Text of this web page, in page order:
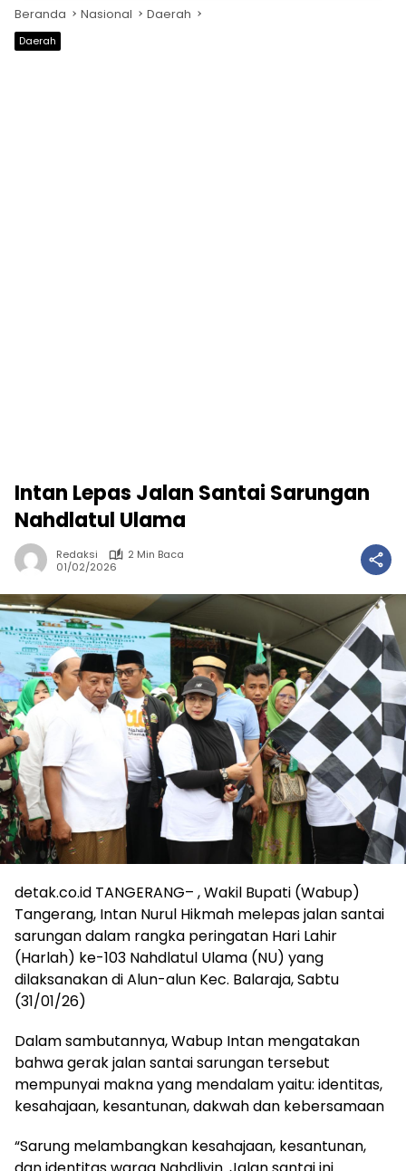
Beranda Nasional Daerah
Daerah
Intan Lepas Jalan Santai Sarungan
Nahdlatul Ulama
Redaksi
2 Min Baca
01/02/2026
detak.co.id TANGERANG– , Wakil Bupati (Wabup)
Tangerang, Intan Nurul Hikmah melepas jalan santai
sarungan dalam rangka peringatan Hari Lahir
(Harlah) ke-103 Nahdlatul Ulama (NU) yang
dilaksanakan di Alun-alun Kec. Balaraja, Sabtu
(31/01/26)
Dalam sambutannya, Wabup Intan mengatakan
bahwa gerak jalan santai sarungan tersebut
mempunyai makna yang mendalam yaitu: identitas,
kesahajaan, kesantunan, dakwah dan kebersamaan
“Sarung melambangkan kesahajaan, kesantunan,